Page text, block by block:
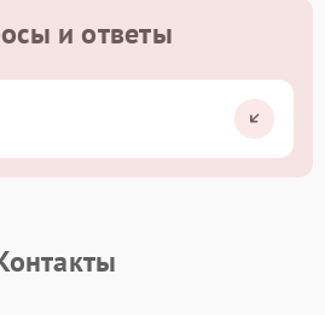
и ответы